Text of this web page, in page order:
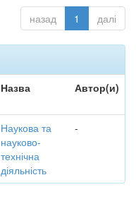
назад 1 далі
Назва Автор(и)
Наукова та
науково-
технічна
діяльність
-